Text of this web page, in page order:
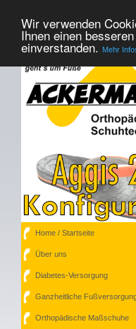
Wir verwenden
Ihnen einen
einverstanden. Mehr
Home / Startseite
Über uns
Diabetes-Versorgung
Ganzheitliche
Orthopädische Maßschuhe